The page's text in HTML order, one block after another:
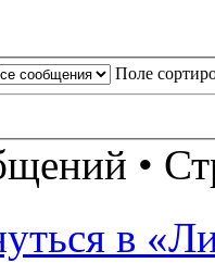
Поле
•
в